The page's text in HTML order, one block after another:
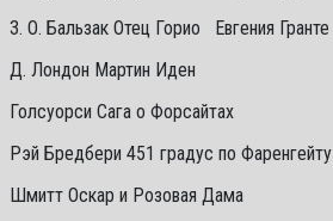
3. О. Бальзак Отец Горио Евгения Гранте
Д. Лондон Мартин Иден
Голсуорси Сага о Форсайтах
Рэй Бредбери 451 градус по Фаренгейту
Шмитт Оскар и Розовая Дама